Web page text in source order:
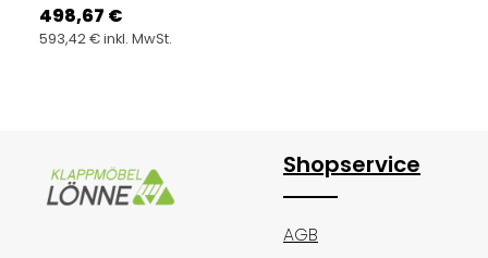
Regulärer Preis:
498,67 €
593,42 € inkl. MwSt.
Shopservice
AGB